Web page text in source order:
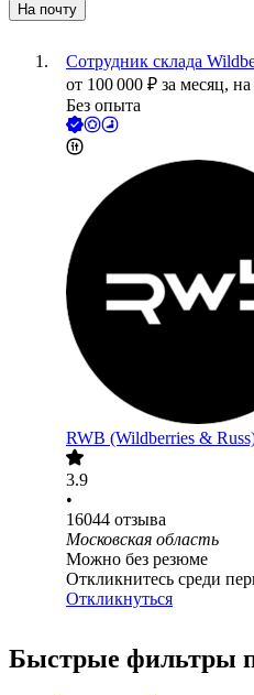
На почту
Сотрудник склада
от 100 000 ₽ за месяц, на
Без опыта
RWB (Wildberries &
3.9
•
16044 отзыва
Московская область
Можно без резюме
Откликнитесь среди
Откликнуться
Быстрые фильтры